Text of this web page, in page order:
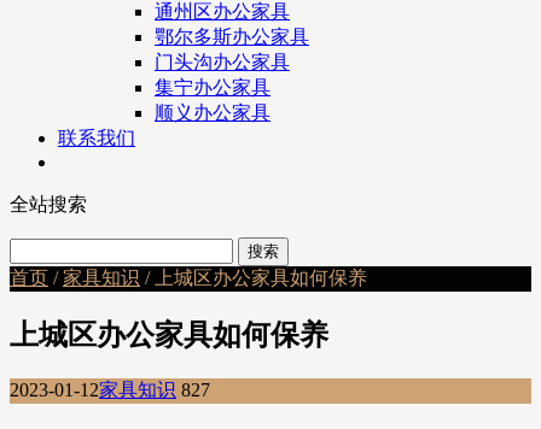
通州区办公家具
鄂尔多斯办公家具
门头沟办公家具
集宁办公家具
顺义办公家具
联系我们
全站搜索
首页 /家具知识 / 上城区办公家具如何保养
上城区办公家具如何保养
2023-01-12家具知识 827